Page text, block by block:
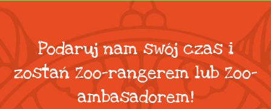
Podaruj nam swój czas i
zostań Zoo-rangerem lub Zoo-
ambasadorem!